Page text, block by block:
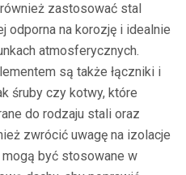
zastosować stal
odporna na korozję i idealnie
atmosferycznych.
są także łączniki i
śruby czy kotwy, które
do rodzaju stali oraz
zwrócić uwagę na izolacje
być stosowane w